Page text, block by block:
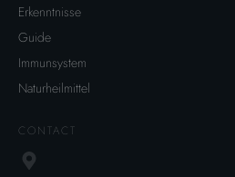
Erkenntnisse
Guide
Immunsystem
Naturheilmittel
CONTACT